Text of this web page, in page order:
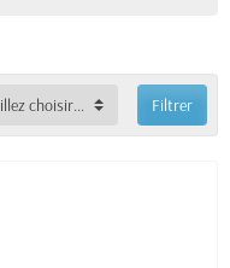
-- veuillez choisir -- Filtrer